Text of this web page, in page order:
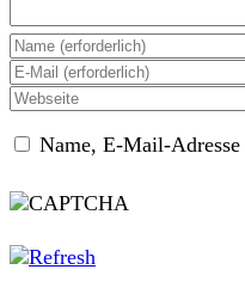
Gib
deinen
Namen
oder
Benutzernamen
Kommentieren
ein
Gib
deine
E-
Mail-
zum
ein
Gib
Website-
ein
Name, E-Mail-